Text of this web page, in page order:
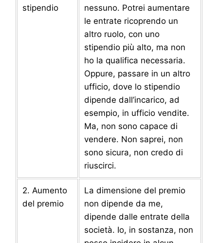
stipendio
nessuno. Potrei aumentare
le entrate ricoprendo un
altro ruolo, con uno
stipendio più alto, ma non
ho la qualifica necessaria.
Oppure, passare in un altro
ufficio, dove lo stipendio
dipende dall’incarico, ad
esempio, in ufficio vendite.
Ma, non sono capace di
vendere. Non saprei, non
sono sicura, non credo di
riuscirci.
2. Aumento
del premio
La dimensione del premio
non dipende da me,
dipende dalle entrate della
società. Io, in sostanza, non